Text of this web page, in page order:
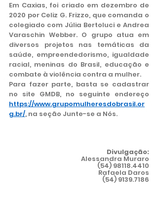
Em Caxias, foi criado em dezembro de
2020 por Celiz G. Frizzo, que comanda o
colegiado com Júlia Bertoluci e Andrea
Varaschin Webber. O grupo atua em
diversos projetos nas temáticas da
saúde, empreendedorismo, igualdade
racial, meninas do Brasil, educação e
combate à violência contra a mulher.
Para fazer parte, basta se cadastrar
https://www.grupomulheresdobrasil.or
g.br/, na seção Junte-se a Nós.
Divulgação:
Alessandra Muraro
(54) 98118.4410
Rafaela Daros
(54) 9139.7186